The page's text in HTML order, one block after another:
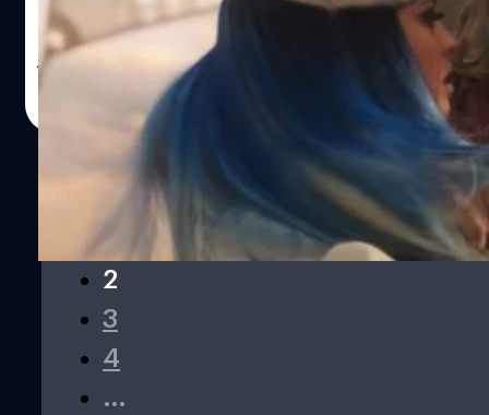
ภาพยนตร์เรื่องนี้ แม้แต่ผู้กำกับอย่าง ไทก้า…
ว่า คริส เฮมส์เวิร์ธ (Chris Hemsworth) พระเอกของเรื่อง ถึง
ขั้นยอมไม่กินเนื้อสัตว์ก่อนเข้าฉากจูบ ก็เพื่อให้เกียรติกับเธอที่
เป็นวีแกน (ไม่ทานเนื้อสัตว์) นักแสดงหญิงผู้รับบท เจน ฟอส
เตอร์ กล่าวถึงเฮมส์เวิร์ธในรายการ Capital FM ของสหราช
อาณาจักร เมื่อไม่กี่วันก่อนว่า “เขานิสัยดีจริง ๆ วันที่เรามีเข้า
ฉากจูบด้วยกัน เช้าวันนั้นเขายอมไม่กินเนื้อสัตว์ เพราะเขารู้ว่า
ฉันเป็นวีแกน คือเขาเป็นพวกชอบกินเนื้อเกือบทุกครึ่งชั่วโมง ที่
จริงฉันไม่ได้คิดจะโกรธหรือสนใจในเรื่องนี้เลย แต่เขาคิดถึง
คนอื่นก่อนเสมอ เขาเป็นคนดีมาก” ด้าน เทสซา ธอมป์สัน
(Tessa Thompson) หนึ่งในนักแสดงนำของเรื่อง ที่นั่งอยู่ข้าง
ๆ พอร์ตแมน ก็พูดเสริมเกี่ยวกับเรื่องนี้ว่า “ฉันไม่รู้เลยนะเนี่ยว่า
เขายอมไม่กินเนื้อสัตว์ คือแบบเช้าวันนั้นเขาเหมือนกินวัวกระทิง
เข้าไปเลย นั่นมันเป็นอะไรที่น่ารักมาก" ก่อนหน้านี้ ลุค ซอก
ชี (Luke Zocchi) เทรนเนอร์ส่วนตัวของเฮมส์เวิร์ธเคยออกมา
ให้สัมภาษณ์ว่า พระเอกคนดังต้องกินข้าววันละ 7 มื้อ…
วิทวัส ปัญญาเลิศวุฒิ| 1487 days ago
1
2
3
4
…